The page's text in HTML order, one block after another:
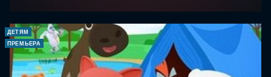
ДЕТЯМ
ПРЕМЬЕРА